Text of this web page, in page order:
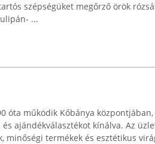
szépségüket megőrző örök
...
óta működik Kőbánya
és ajándékválasztékot kínálva. Az
minőségi termékek és esztétikus